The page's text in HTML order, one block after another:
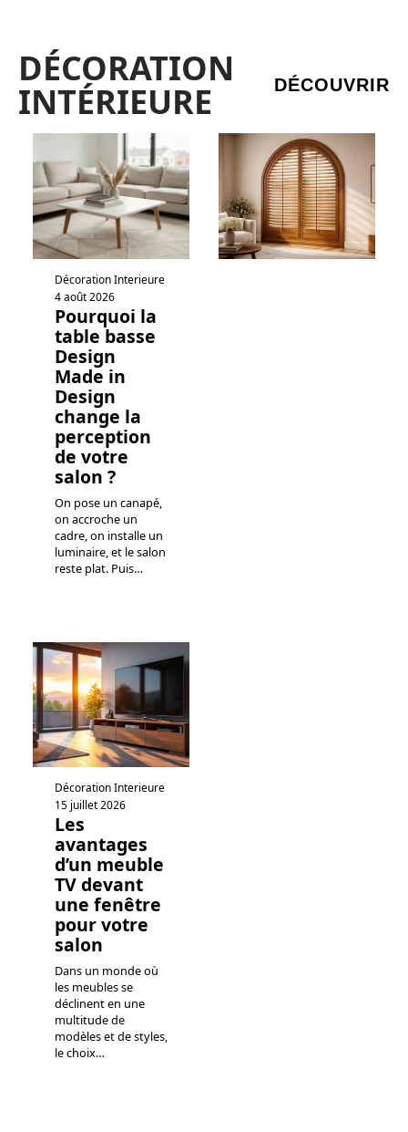
DÉCORATION
INTÉRIEURE DÉCOUVRIR
Décoration Interieure
4 août 2026
Pourquoi la
table basse
Design
Made in
Design
change la
perception
de votre
salon ?
On pose un canapé,
on accroche un
cadre, on installe un
luminaire, et le salon
reste plat. Puis…
Décoration Interieure
15 juillet 2026
Les
avantages
d’un meuble
TV devant
une fenêtre
pour votre
salon
Dans un monde où
les meubles se
déclinent en une
multitude de
modèles et de styles,
le choix…